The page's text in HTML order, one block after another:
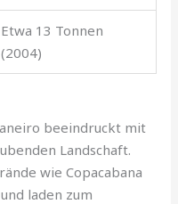
Etwa 13 Tonnen
(2004)
beeindruckt mit
Landschaft.
wie Copacabana
laden zum